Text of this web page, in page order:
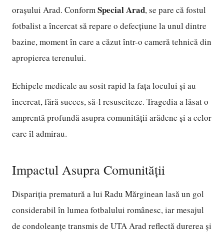
orașului Arad. ConformSpecial Arad, se pare că fostul
fotbalist a încercat să repare o defecțiune la unul dintre
bazine, moment în care a căzut într-o cameră tehnică din
apropierea terenului.
Echipele medicale au sosit rapid la fața locului și au
încercat, fără succes, să-l resusciteze. Tragedia a lăsat o
amprentă profundă asupra comunității arădene și a celor
care îl admirau.
Impactul Asupra Comunității
Dispariția prematură a lui Radu Mărginean lasă un gol
considerabil în lumea fotbalului românesc, iar mesajul
de condoleanțe transmis de UTA Arad reflectă durerea și